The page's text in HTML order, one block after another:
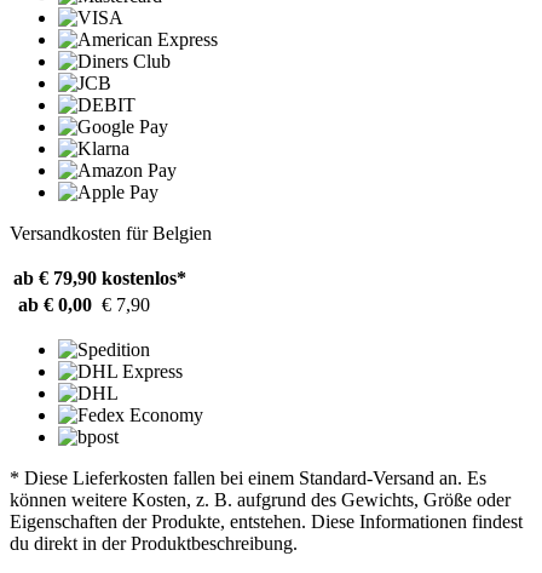
Versandkosten für Belgien
ab € 79,90 kostenlos*
ab € 0,00 € 7,90
* Diese Lieferkosten fallen bei einem Standard-Versand an. Es
können weitere Kosten, z. B. aufgrund des Gewichts, Größe oder
Eigenschaften der Produkte, entstehen. Diese Informationen findest
du direkt in der Produktbeschreibung.